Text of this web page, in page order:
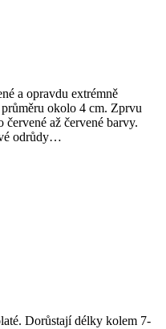
a opravdu extrémně
okolo 4 cm. Zprvu
až červené barvy.
odrůdy…
Dorůstají délky kolem 7-